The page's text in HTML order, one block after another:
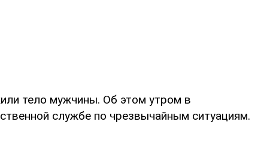
тело мужчины. Об этом утром в
службе по чрезвычайным ситуациям.